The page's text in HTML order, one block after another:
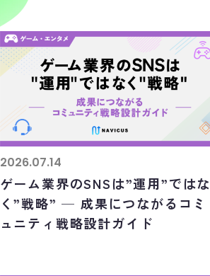
2026.07.14
ゲーム業界のSNSは”運用”ではな
く”戦略” ─ 成果につながるコミ
ュニティ戦略設計ガイド